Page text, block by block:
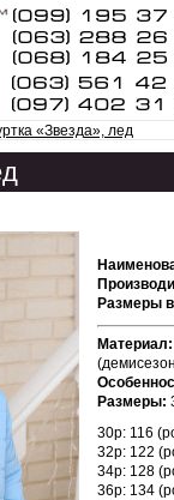
«Звезда», лед
Размеры
Материал:
Размеры:
30р: 116
32р: 122
34р: 128
36р: 134